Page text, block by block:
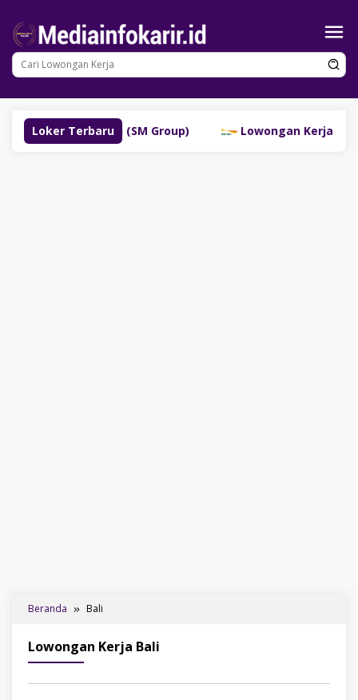
konten
Loker Terbaru
Lubuklinggau (SM Group) Lowongan Kerja PT
Beranda Bali
Lowongan Kerja Bali